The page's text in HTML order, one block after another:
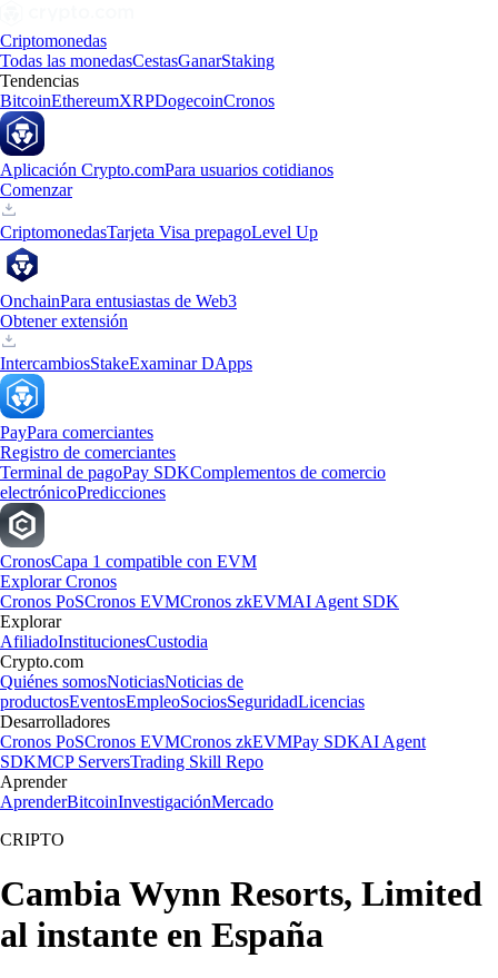
Criptomonedas
Todas las monedasCestasGanarStaking
Tendencias
BitcoinEthereumXRPDogecoinCronos
Aplicación Crypto.comPara usuarios cotidianos
Comenzar
CriptomonedasTarjeta Visa prepagoLevel Up
OnchainPara entusiastas de Web3
Obtener extensión
IntercambiosStakeExaminar DApps
PayPara comerciantes
Registro de comerciantes
Terminal de pagoPay SDKComplementos de comercio
electrónicoPredicciones
CronosCapa 1 compatible con EVM
Explorar Cronos
Cronos PoSCronos EVMCronos zkEVMAI Agent SDK
Explorar
AfiliadoInstitucionesCustodia
Crypto.com
Quiénes somosNoticiasNoticias de
productosEventosEmpleoSociosSeguridadLicencias
Desarrolladores
Cronos PoSCronos EVMCronos zkEVMPay SDKAI Agent
SDKMCP ServersTrading Skill Repo
Aprender
AprenderBitcoinInvestigaciónMercado
CRIPTO
Cambia Wynn Resorts, Limited
al instante en España